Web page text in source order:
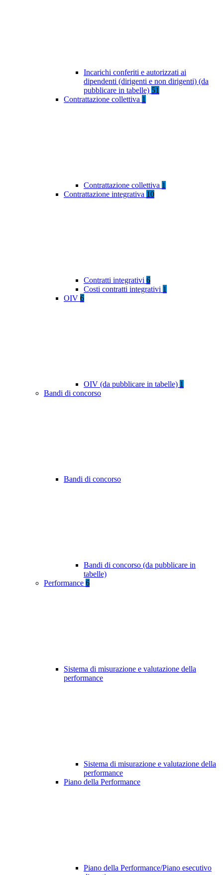
Incarichi conferiti e autorizzati ai
dipendenti (dirigenti e non dirigenti) (da
pubblicare in tabelle) 51
Contrattazione collettiva 1
Contrattazione collettiva 1
Contrattazione integrativa 10
Contratti integrativi 6
Costi contratti integrativi 1
OIV 6
OIV (da pubblicare in tabelle) 1
Bandi di concorso
Bandi di concorso
Bandi di concorso (da pubblicare in
tabelle)
Performance 6
Sistema di misurazione e valutazione della
performance
Sistema di misurazione e valutazione della
performance
Piano della Performance
Piano della Performance/Piano esecutivo